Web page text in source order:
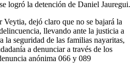
logró la detención de Daniel Jauregui.
dejó claro que no se bajará la
llevando ante la justicia a
la seguridad de las familias nayaritas,
a denunciar a través de los
anónima 066 y 089